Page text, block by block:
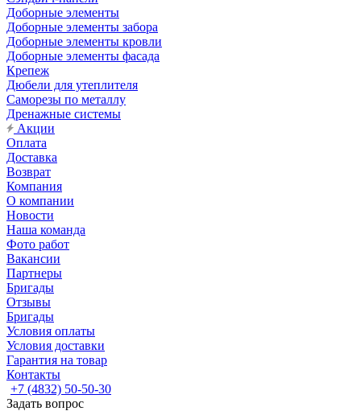
Доборные элементы
Доборные элементы забора
Доборные элементы кровли
Доборные элементы фасада
Крепеж
Дюбели для утеплителя
Саморезы по металлу
Дренажные системы
Акции
Оплата
Доставка
Возврат
Компания
О компании
Новости
Наша команда
Фото работ
Вакансии
Партнеры
Бригады
Отзывы
Бригады
Условия оплаты
Условия доставки
Гарантия на товар
Контакты
+7 (4832) 50-50-30
Задать вопрос